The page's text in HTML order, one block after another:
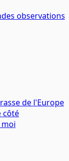
observations
de l'Europe
côté
moi